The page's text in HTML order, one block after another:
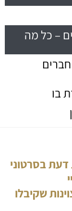
– כל מה
חברים
בו
דעת בסרטוני
שקיבלו